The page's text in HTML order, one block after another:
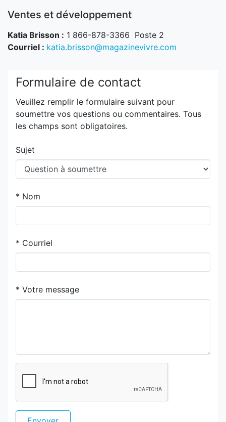
Ventes et développement
Katia Brisson : 1 866-878-3366 Poste 2
Courriel : katia.brisson@magazinevivre.com
Formulaire de contact
Veuillez remplir le formulaire suivant pour
soumettre vos questions ou commentaires. Tous
les champs sont obligatoires.
Sujet
* Nom
* Courriel
* Votre message